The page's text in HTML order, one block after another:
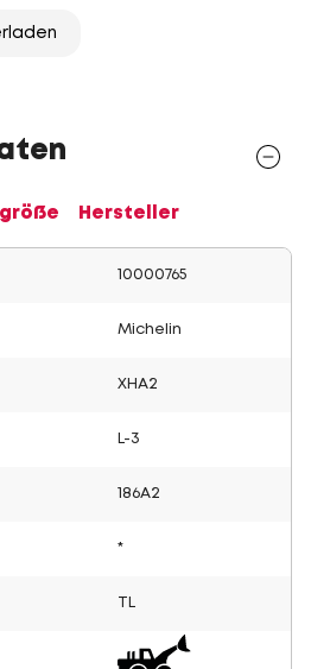
Hersteller
10000765
Michelin
XHA2
L-3
186A2
*